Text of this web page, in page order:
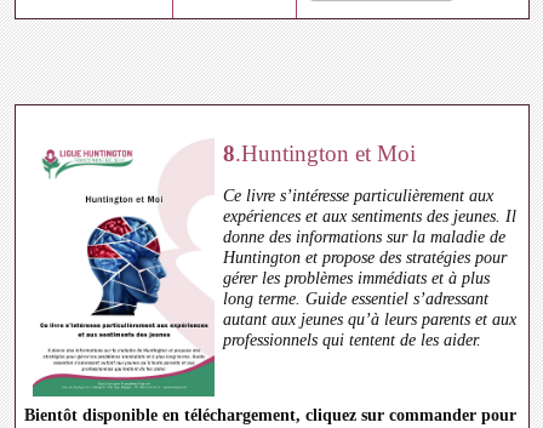
8.Huntington et Moi
Ce livre s’intéresse particulièrement aux
expériences et aux sentiments des jeunes. Il
donne des informations sur la maladie de
Huntington et propose des stratégies pour
gérer les problèmes immédiats et à plus
long terme. Guide essentiel s’adressant
autant aux jeunes qu’à leurs parents et aux
professionnels qui tentent de les aider.
Bientôt disponible en téléchargement, cliquez sur commander pour